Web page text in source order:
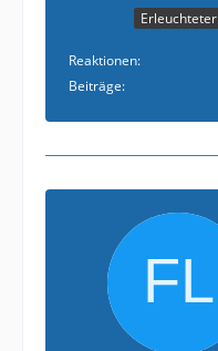
Erleuchteter
Reaktionen
Beiträge